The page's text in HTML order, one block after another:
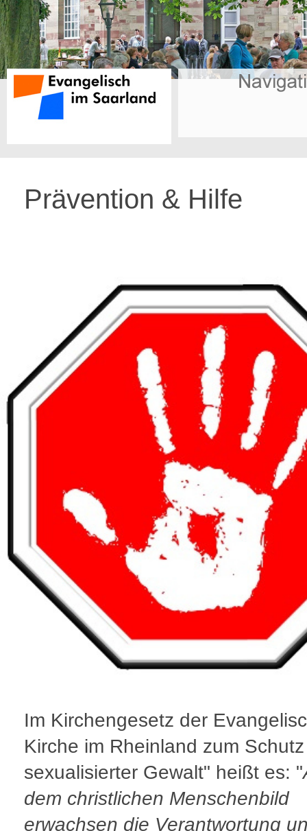
Prävention & Hilfe
Im Kirchengesetz der
Kirche im Rheinland zum
sexualisierter Gewalt" heißt es: "
dem christlichen Menschenbild
erwachsen die Verantwortung